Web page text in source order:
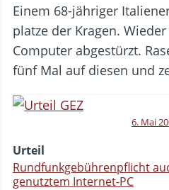
Einem 68-jähriger
platze der Kragen.
Computer abgestürzt.
fünf Mal auf diesen und
6. Mai
Urteil
Rundfunkgebührenpflicht
genutztem Internet-PC